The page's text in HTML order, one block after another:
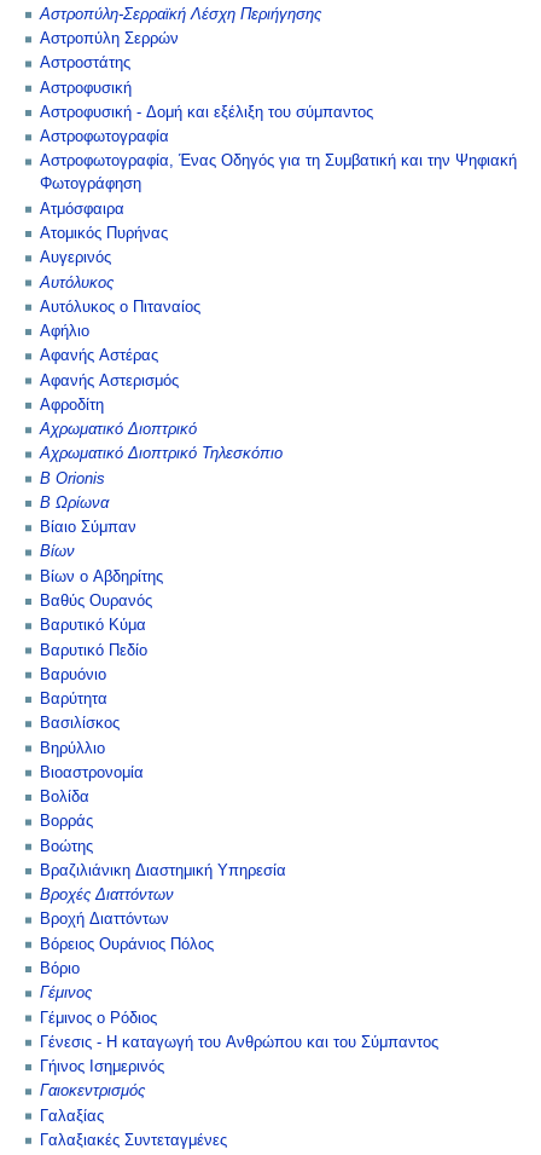
Αστροπύλη-Σερραϊκή Λέσχη Περιήγησης
Αστροπύλη Σερρών
Αστροστάτης
Αστροφυσική
Αστροφυσική - Δομή και εξέλιξη του σύμπαντος
Αστροφωτογραφία
Αστροφωτογραφία, Ένας Οδηγός για τη Συμβατική και την Ψηφιακή
Φωτογράφηση
Ατμόσφαιρα
Ατομικός Πυρήνας
Αυγερινός
Αυτόλυκος
Αυτόλυκος ο Πιταναίος
Αφήλιο
Αφανής Αστέρας
Αφανής Αστερισμός
Αφροδίτη
Αχρωματικό Διοπτρικό
Αχρωματικό Διοπτρικό Τηλεσκόπιο
Β Orionis
Β Ωρίωνα
Βίαιο Σύμπαν
Βίων
Βίων ο Αβδηρίτης
Βαθύς Ουρανός
Βαρυτικό Κύμα
Βαρυτικό Πεδίο
Βαρυόνιο
Βαρύτητα
Βασιλίσκος
Βηρύλλιο
Βιοαστρονομία
Βολίδα
Βορράς
Βοώτης
Βραζιλιάνικη Διαστημική Υπηρεσία
Βροχές Διαττόντων
Βροχή Διαττόντων
Βόρειος Ουράνιος Πόλος
Βόριο
Γέμινος
Γέμινος ο Ρόδιος
Γένεσις - Η καταγωγή του Ανθρώπου και του Σύμπαντος
Γήινος Ισημερινός
Γαιοκεντρισμός
Γαλαξίας
Γαλαξιακές Συντεταγμένες